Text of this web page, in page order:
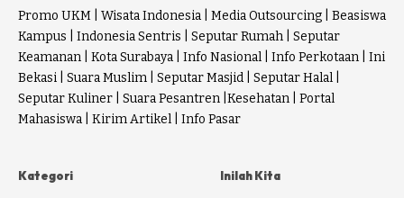
Promo UKM Wisata Indonesia Media Outsourcing
Beasiswa
Kampus
Indonesia Sentris Seputar Rumah
Seputar
Keamanan
Kota Surabaya Info Nasional Info Perkotaan
Ini
Bekasi
Suara Muslim Seputar Masjid Seputar Halal
Seputar Kuliner
Suara Pesantren Kesehatan
Portal
Mahasiswa
Kirim Artikel Info Pasar
Kategori Inilah Kita